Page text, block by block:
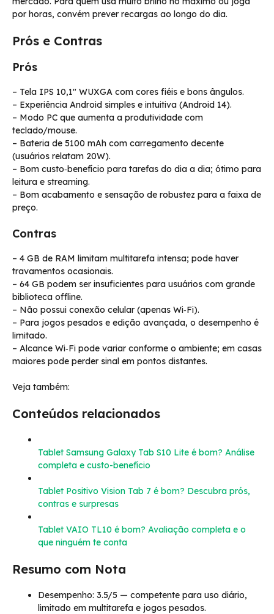
por horas, convém prever recargas ao longo do dia.
Prós e Contras
Prós
– Tela IPS 10,1″ WUXGA com cores fiéis e bons ângulos.
– Experiência Android simples e intuitiva (Android 14).
– Modo PC que aumenta a produtividade com
teclado/mouse.
– Bateria de 5100 mAh com carregamento decente
(usuários relatam 20W).
– Bom custo‑benefício para tarefas do dia a dia; ótimo para
leitura e streaming.
– Bom acabamento e sensação de robustez para a faixa de
preço.
Contras
– 4 GB de RAM limitam multitarefa intensa; pode haver
travamentos ocasionais.
– 64 GB podem ser insuficientes para usuários com grande
biblioteca offline.
– Não possui conexão celular (apenas Wi‑Fi).
– Para jogos pesados e edição avançada, o desempenho é
limitado.
– Alcance Wi‑Fi pode variar conforme o ambiente; em casas
maiores pode perder sinal em pontos distantes.
Veja também:
Conteúdos relacionados
Tablet Samsung Galaxy Tab S10 Lite é bom? Análise
completa e custo-benefício
Tablet Positivo Vision Tab 7 é bom? Descubra prós,
contras e surpresas
Tablet VAIO TL10 é bom? Avaliação completa e o
que ninguém te conta
Resumo com Nota
Desempenho: 3.5/5 — competente para uso diário,
limitado em multitarefa e jogos pesados.